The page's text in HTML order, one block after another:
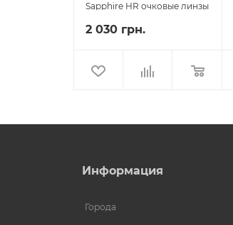
Sapphire HR очковые линзы
2 030 грн.
Информация
Города